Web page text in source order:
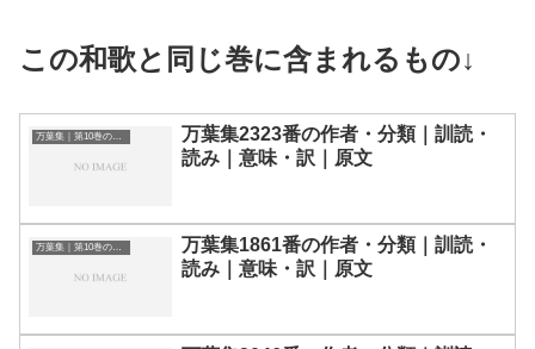
この和歌と同じ巻に含まれるもの↓
万葉集｜第10巻の和歌一覧
万葉集2323番の作者・分類｜訓読・
読み｜意味・訳｜原文
万葉集｜第10巻の和歌一覧
万葉集1861番の作者・分類｜訓読・
読み｜意味・訳｜原文